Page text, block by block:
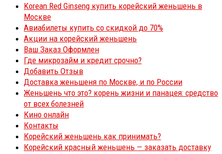
Korean Red Ginseng купить корейский женьшень в
Москве
Авиабилеты купить со скидкой до 70%
Акции на корейский женьшень
Ваш Заказ Оформлен
Где микрозайм и кредит срочно?
Добавить Отзыв
Доставка женьшеня по Москве, и по России
Женьшень что это? корень жизни и панацея: средство
от всех болезней
Кино онлайн
Контакты
Корейский женьшень как принимать?
Корейский красный женьшень — заказать доставку